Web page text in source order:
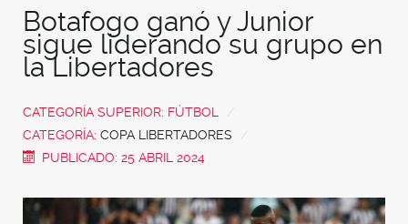
Botafogo ganó y Junior
sigue liderando su grupo en
la Libertadores
CATEGORÍA SUPERIOR: FÚTBOL
CATEGORÍA: COPA LIBERTADORES
PUBLICADO: 25 ABRIL 2024